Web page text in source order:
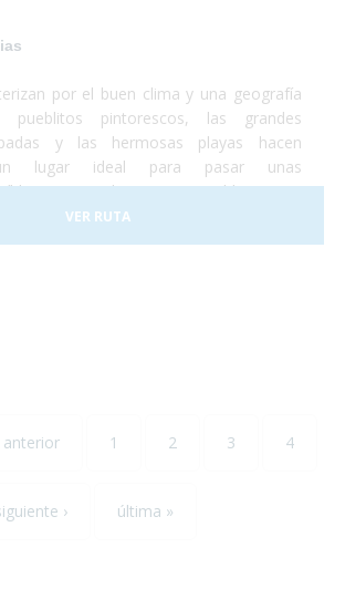
por el buen clima y una geografía
pueblitos pintorescos, las grandes
y las hermosas playas hacen
lugar ideal para pasar unas
y totalmente accesibles para
o usuarios de silla de ruedas. En
Funchal recibió el premio a la Ciudad
VER RUTA
anterior 1 2 3 4
› última »